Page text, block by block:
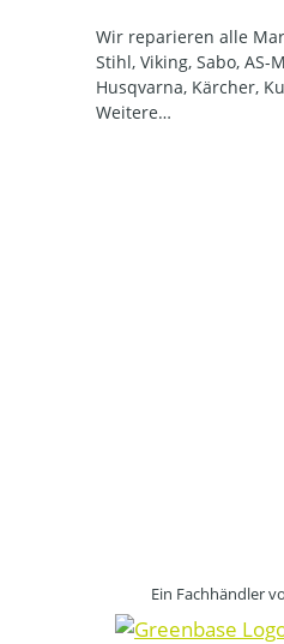
Wir reparieren alle
Stihl, Viking, Sabo, AS-
Husqvarna, Kärcher,
Weitere…
Ein Fachhändler